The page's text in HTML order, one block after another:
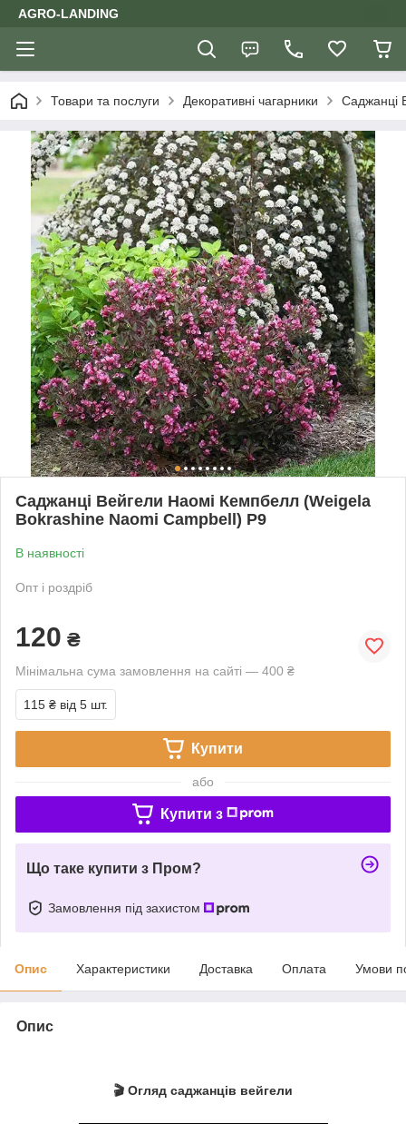
AGRO-LANDING
Товари та послуги Декоративні чагарники Саджанці
Саджанці Вейгели Наомі Кемпбелл (Weigela
Bokrashine Naomi Campbell) Р9
В наявності
Опт і роздріб
120 ₴
Мінімальна сума замовлення на сайті — 400 ₴
115 ₴ від 5 шт.
Купити
або
Купити з
Що таке купити з Пром?
Замовлення під захистом
Опис Характеристики Доставка Оплата Умови
Опис
🎬 Огляд саджанців вейгели